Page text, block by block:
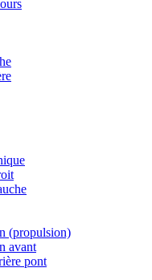
(propulsion)
avant
pont